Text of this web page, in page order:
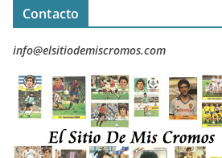
Contacto
info@elsitiodemiscromos.com